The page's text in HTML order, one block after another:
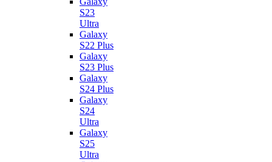
S23
Ultra
Galaxy
S22 Plus
Galaxy
S23 Plus
Galaxy
S24 Plus
Galaxy
S24
Ultra
Galaxy
S25
Ultra